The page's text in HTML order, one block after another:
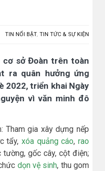
TIN NỔI BẬT, TIN TỨC & SỰ KIỆN
cơ sở Đoàn trên toàn
ra quân hưởng ứng
2022, triển khai Ngày
vì văn minh đô
Tham gia xây dựng nếp
tẩy,xóa quảng cáo,rao
gốc cây, cột điện;
dọn vệ sinh, thu gom